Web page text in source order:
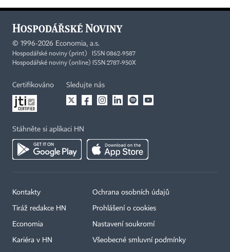
© 1996-2026 Economia, a.s.
Hospodářské noviny (print) ISSN 0862-9587
Hospodářské noviny (online) ISSN 2787-950X
Certifikováno Sledujte nás
Stáhněte si aplikaci HN
Kontakty
Tiráž redakce HN
Economia
Kariéra v HN
Ochrana osobních údajů
Prohlášení o cookies
Nastavení soukromí
Všeobecné smluvní podmínky